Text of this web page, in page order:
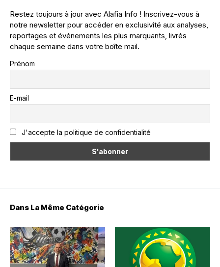
Restez toujours à jour avec Alafia Info ! Inscrivez-vous à
notre newsletter pour accéder en exclusivité aux analyses,
reportages et événements les plus marquants, livrés
chaque semaine dans votre boîte mail.
Prénom
E-mail
J'accepte la politique de confidentialité
Dans La Même Catégorie